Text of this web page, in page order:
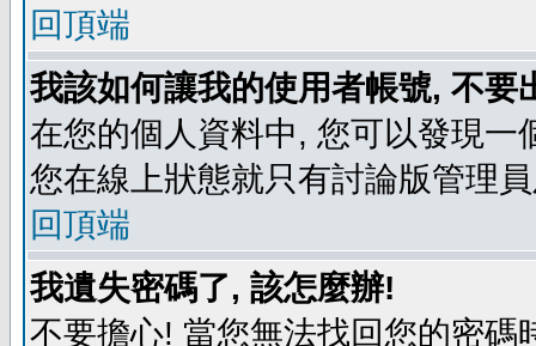
回頂端
我該如何讓我的使用者帳號, 不
在您的個人資料中, 您可以發現一
您在線上狀態就只有討論版管理
回頂端
我遺失密碼了, 該怎麼辦!
不要擔心! 當您無法找回您的密